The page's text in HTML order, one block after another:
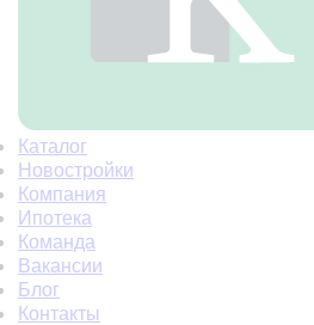
Каталог
Новостройки
Компания
Ипотека
Команда
Вакансии
Блог
Контакты